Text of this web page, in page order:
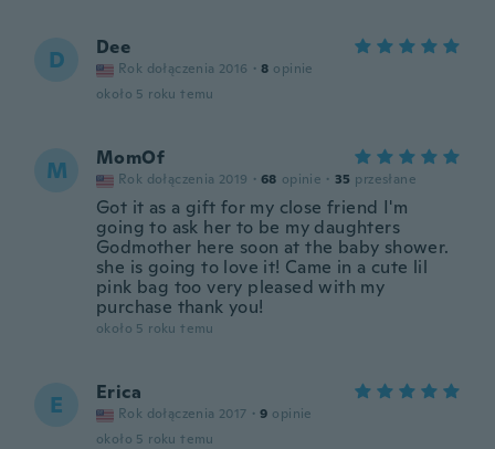
D Dee
Rok dołączenia 2016 · 8 opinie
około 5 roku temu
M MomOf
Rok dołączenia 2019 · 68 opinie · 35 przesłane
Got it as a gift for my close friend I'm
going to ask her to be my daughters
Godmother here soon at the baby shower.
she is going to love it! Came in a cute lil
pink bag too very pleased with my
purchase thank you!
około 5 roku temu
E Erica
Rok dołączenia 2017 · 9 opinie
około 5 roku temu